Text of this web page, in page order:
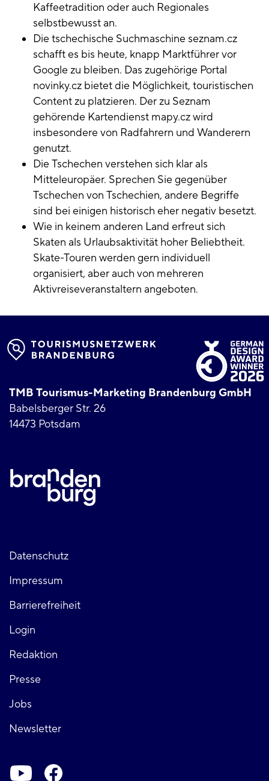
Kaffeetradition oder auch Regionales
selbstbewusst an.
Die tschechische Suchmaschine seznam.cz
schafft es bis heute, knapp Marktführer vor
Google zu bleiben. Das zugehörige Portal
novinky.cz bietet die Möglichkeit, touristischen
Content zu platzieren. Der zu Seznam
gehörende Kartendienst mapy.cz wird
insbesondere von Radfahrern und Wanderern
genutzt.
Die Tschechen verstehen sich klar als
Mitteleuropäer. Sprechen Sie gegenüber
Tschechen von Tschechien, andere Begriffe
sind bei einigen historisch eher negativ besetzt.
Wie in keinem anderen Land erfreut sich
Skaten als Urlaubsaktivität hoher Beliebtheit.
Skate-Touren werden gern individuell
organisiert, aber auch von mehreren
Aktivreiseveranstaltern angeboten.
TMB Tourismus-Marketing Brandenburg GmbH
Babelsberger Str. 26
14473 Potsdam
Fußzeile
links
Datenschutz
Impressum
Barrierefreiheit
Login
Fußzeile
rechts
Redaktion
Presse
Jobs
Newsletter